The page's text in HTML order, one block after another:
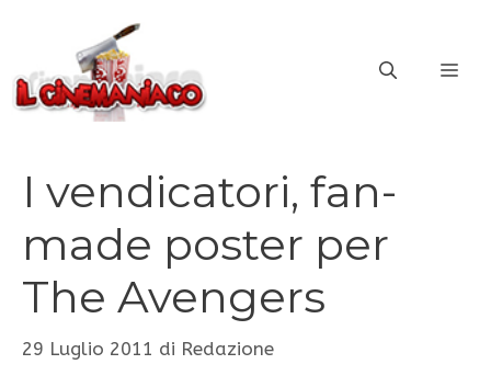
contenuto
I vendicatori, fan-
made poster per
The Avengers
29 Luglio 2011 di Redazione